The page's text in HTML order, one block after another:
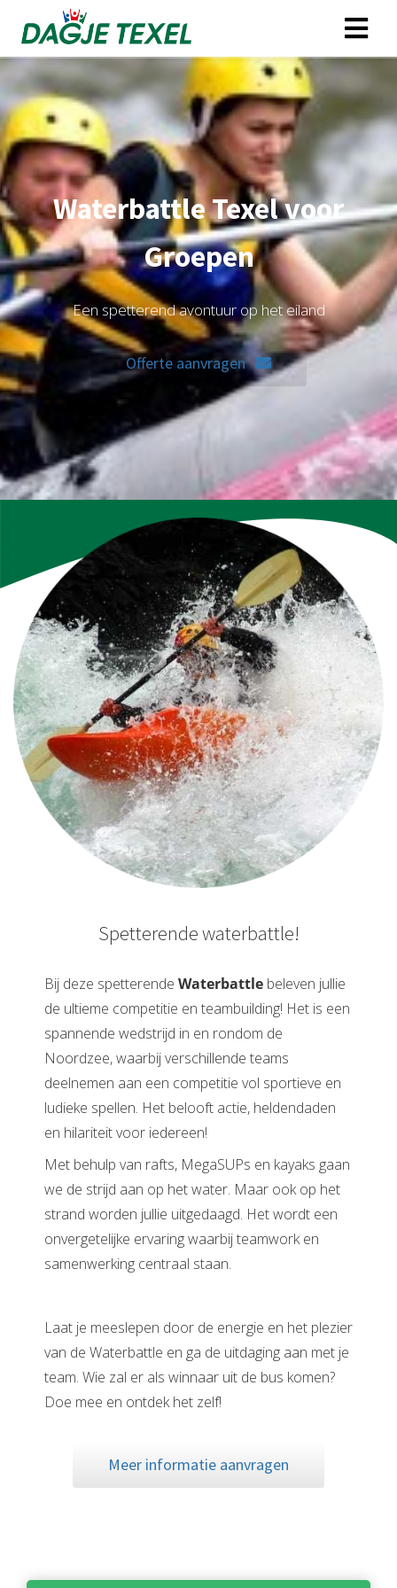
Waterbattle Texel voor
Groepen
Een spetterend avontuur op het eiland
Offerte aanvragen
Spetterende waterbattle!
Bij deze spetterende Waterbattle beleven jullie
de ultieme competitie en teambuilding! Het is een
spannende wedstrijd in en rondom de
Noordzee, waarbij verschillende teams
deelnemen aan een competitie vol sportieve en
ludieke spellen. Het belooft actie, heldendaden
en hilariteit voor iedereen!
Met behulp van rafts, MegaSUPs en kayaks gaan
we de strijd aan op het water. Maar ook op het
strand worden jullie uitgedaagd. Het wordt een
onvergetelijke ervaring waarbij teamwork en
samenwerking centraal staan.
Laat je meeslepen door de energie en het plezier
van de Waterbattle en ga de uitdaging aan met je
team. Wie zal er als winnaar uit de bus komen?
Doe mee en ontdek het zelf!
Meer informatie aanvragen